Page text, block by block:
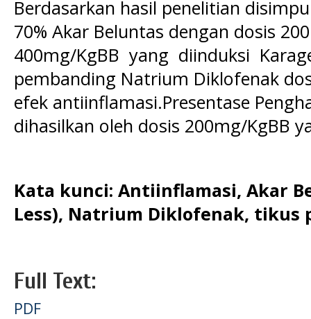
Berdasarkan hasil penelitian
70% Akar Beluntas dengan dosis
400mg/KgBB yang diinduksi
pembanding Natrium Diklofenak
efek antiinflamasi.Presentase
dihasilkan oleh dosis 200mg/KgBB
Kata kunci: Antiinflamasi, Akar
Less), Natrium Diklofenak, tikus
Full Text:
PDF